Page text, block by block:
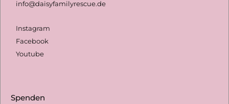
info@daisyfamilyrescue.de
Instagram
Facebook
Youtube
Spenden